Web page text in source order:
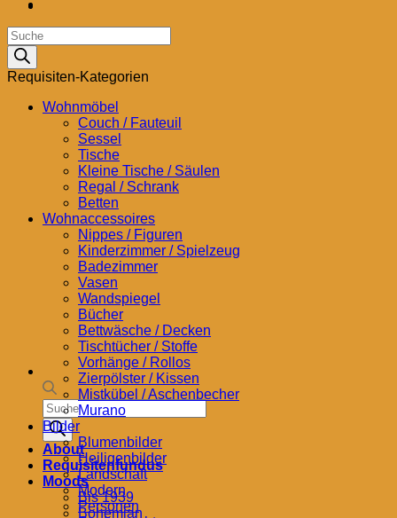
Products
search
About
Requisitenfundus
Moods
Bis 1939
Bohemian
Products
search
Requisiten-Kategorien
Wohnmöbel
Couch / Fauteuil
Sessel
Tische
Kleine Tische / Säulen
Regal / Schrank
Betten
Wohnaccessoires
Nippes / Figuren
Kinderzimmer / Spielzeug
Badezimmer
Vasen
Wandspiegel
Bücher
Bettwäsche / Decken
Tischtücher / Stoffe
Vorhänge / Rollos
Zierpölster / Kissen
Mistkübel / Aschenbecher
Murano
Bilder
Blumenbilder
Heiligenbilder
Landschaft
Modern
Personen